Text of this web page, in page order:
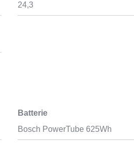
24,3
Batterie
Bosch PowerTube 625Wh